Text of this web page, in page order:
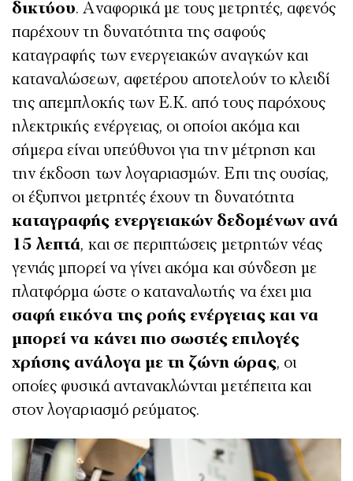
δικτύου. Αναφορικά με τους μετρητές, αφενός
παρέχουν τη δυνατότητα της σαφούς
καταγραφής των ενεργειακών αναγκών και
καταναλώσεων, αφετέρου αποτελούν το κλειδί
της απεμπλοκής των Ε.Κ. από τους παρόχους
ηλεκτρικής ενέργειας, οι οποίοι ακόμα και
σήμερα είναι υπεύθυνοι για την μέτρηση και
την έκδοση των λογαριασμών. Επι της ουσίας,
οι έξυπνοι μετρητές έχουν τη δυνατότητα
καταγραφής ενεργειακών δεδομένων ανά
15 λεπτά, και σε περιπτώσεις μετρητών νέας
γενιάς μπορεί να γίνει ακόμα και σύνδεση με
πλατφόρμα ώστε ο καταναλωτής να έχει μια
σαφή εικόνα της ροής ενέργειας και να
μπορεί να κάνει πιο σωστές επιλογές
χρήσης ανάλογα με τη ζώνη ώρας, οι
οποίες φυσικά αντανακλώνται μετέπειτα και
στον λογαριασμό ρεύματος.